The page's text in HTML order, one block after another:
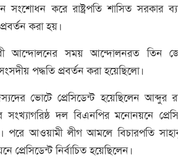
সংশোধন করে রাষ্ট্রপতি শাসিত সরকার
করা হয়।
আন্দোলনের সময় আন্দোলনরত তিন
পদ্ধতি প্রবর্তন করা হয়েছিলো।
ভোটে প্রেসিডেন্ট হয়েছিলেন আব্দুর
সংখ্যাগরিষ্ঠ দল বিএনপির মনোনয়নে
পরে আওয়ামী লীগ আমলে বিচারপতি
নির্বাচিত হয়েছিলেন।